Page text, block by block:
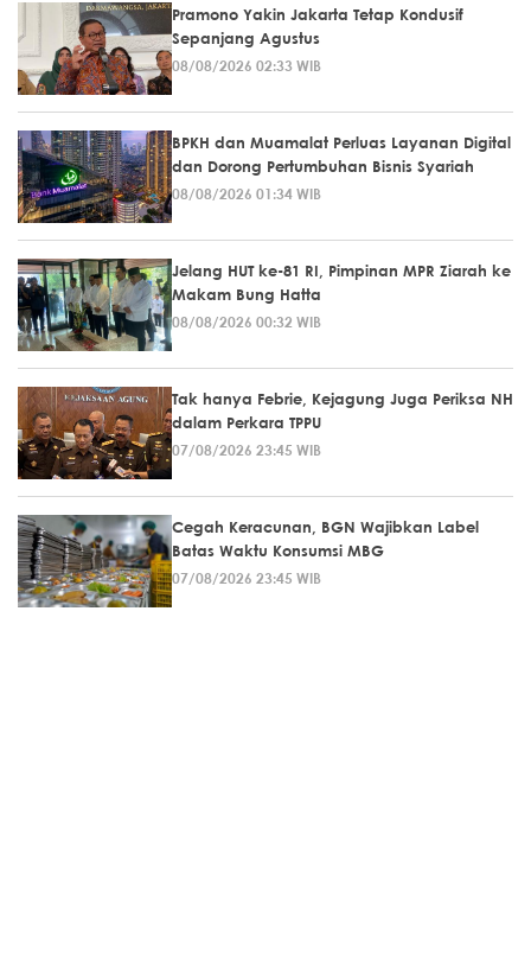
Pramono Yakin Jakarta Tetap Kondusif
Sepanjang Agustus
08/08/2026 02:33 WIB
BPKH dan Muamalat Perluas Layanan Digital
dan Dorong Pertumbuhan Bisnis Syariah
08/08/2026 01:34 WIB
Jelang HUT ke-81 RI, Pimpinan MPR Ziarah ke
Makam Bung Hatta
08/08/2026 00:32 WIB
Tak hanya Febrie, Kejagung Juga Periksa NH
dalam Perkara TPPU
07/08/2026 23:45 WIB
Cegah Keracunan, BGN Wajibkan Label
Batas Waktu Konsumsi MBG
07/08/2026 23:45 WIB